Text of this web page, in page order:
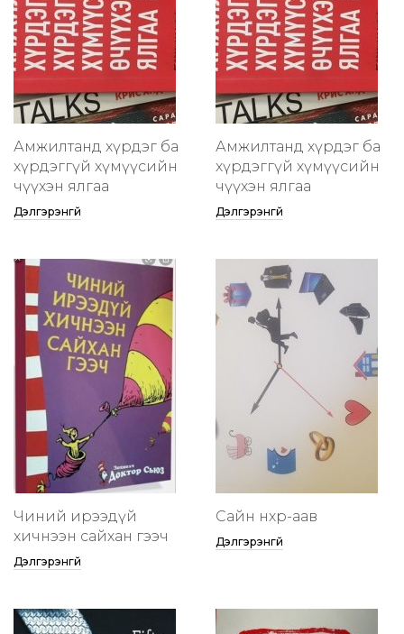
Амжилтанд хүрдэг ба
хүрдэггүй хүмүүсийн
өчүүхэн ялгаа
Дэлгэрэнгүй
Амжилтанд хүрдэг ба
хүрдэггүй хүмүүсийн
өчүүхэн ялгаа
Дэлгэрэнгүй
Чиний ирээдүй
хичнээн сайхан гээч
Дэлгэрэнгүй
Сайн нөхөр-аав
Дэлгэрэнгүй